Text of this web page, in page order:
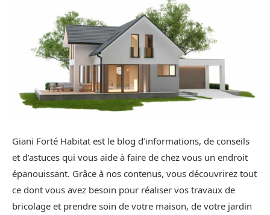
Giani Forté Habitat est le blog d’informations, de conseils
et d’astuces qui vous aide à faire de chez vous un endroit
épanouissant. Grâce à nos contenus, vous découvrirez tout
ce dont vous avez besoin pour réaliser vos travaux de
bricolage et prendre soin de votre maison, de votre jardin